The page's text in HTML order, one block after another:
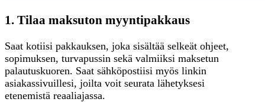
1. Tilaa maksuton myyntipakkaus
Saat kotiisi pakkauksen, joka sisältää selkeät ohjeet,
sopimuksen, turvapussin sekä valmiiksi maksetun
palautuskuoren. Saat sähköpostiisi myös linkin
asiakassivuillesi, joilta voit seurata lähetyksesi
etenemistä reaaliajassa.